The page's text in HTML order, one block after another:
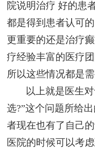
院说明治疗 好的患
都是得到患者认可
更重要的还是治疗
疗经验丰富的医疗
所以这些情况都是
以上就是医生
选?”这个问题所给
者现在也有了自己
医院的时候可以考